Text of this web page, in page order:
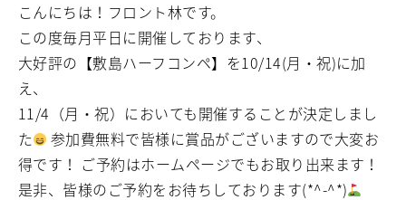
こんにちは！フロント林です。
この度毎月平日に開催しております、
大好評の【敷島ハーフコンペ】を10/14(月・祝)に加
え、
11/4（月・祝）においても開催することが決定しまし
た
参加費無料で皆様に賞品がございますので大変お
得です！ ご予約はホームページでもお取り出来ます！
是非、皆様のご予約をお待ちしております(*^-^*)